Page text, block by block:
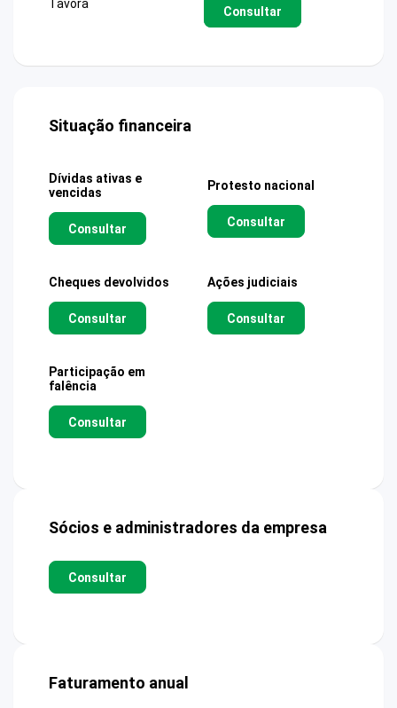
Tavora
Consultar
Situação financeira
Dívidas ativas e
vencidas
Consultar
Protesto nacional
Consultar
Cheques devolvidos
Consultar
Ações judiciais
Consultar
Participação em
falência
Consultar
Sócios e administradores da empresa
Consultar
Faturamento anual